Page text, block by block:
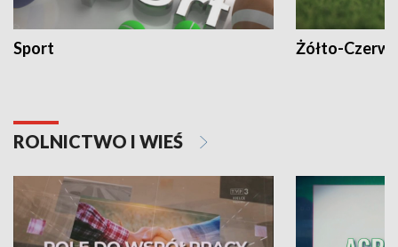
Sport Żółto-
ROLNICTWO I WIEŚ